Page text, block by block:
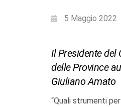
5 Maggio 2022
Il Presidente
delle Province
Giuliano Amato
“Quali strumenti